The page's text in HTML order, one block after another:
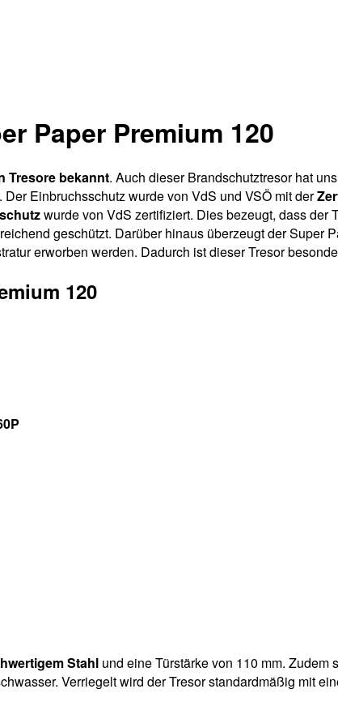
Paper Premium 120
Tresore bekannt. Auch dieser Brandschutztresor hat
Einbruchsschutz wurde von VdS und VSÖ mit der
wurde von VdS zertifiziert. Dies bezeugt, dass der
geschützt. Darüber hinaus überzeugt der Super
erworben werden. Dadurch ist dieser Tresor
120
Stahl und eine Türstärke von 110 mm.
Verriegelt wird der Tresor standardmäßig mit